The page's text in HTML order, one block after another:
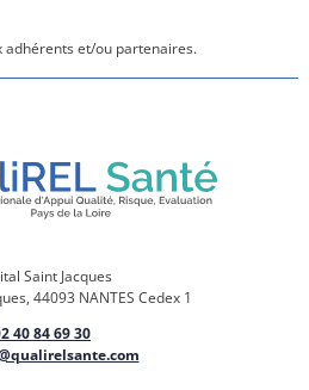
adhérents et/ou partenaires.
Saint Jacques
44093 NANTES Cedex 1
40 84 69 30